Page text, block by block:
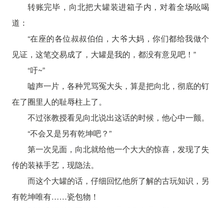
转账完毕，向北把大罐装进箱子内，对着全场吆喝
道：
“在座的各位叔叔伯伯，大爷大妈，你们都给我做个
见证，这笔交易成了，大罐是我的，都没有意见吧！”
“吁~”
嘘声一片，各种咒骂冤大头，算是把向北，彻底的钉
在了圈里人的耻辱柱上了。
不过张教授看见向北说出这话的时候，他心中一颤。
“不会又是另有乾坤吧？”
第一次见面，向北就给他一个大大的惊喜，发现了失
传的装裱手艺，现隐法。
而这个大罐的话，仔细回忆他所了解的古玩知识，另
有乾坤唯有……瓷包物！